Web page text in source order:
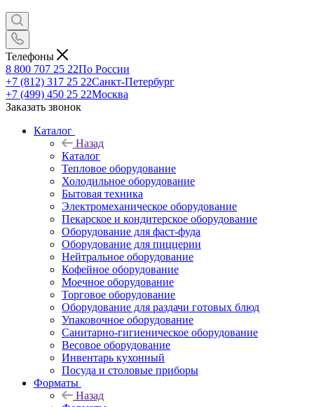
Телефоны
8 800 707 25 22По России
+7 (812) 317 25 22Санкт-Петербург
+7 (499) 450 25 22Москва
Заказать звонок
Каталог
Назад
Каталог
Тепловое оборудование
Холодильное оборудование
Бытовая техника
Электромеханическое оборудование
Пекарское и кондитерское оборудование
Оборудование для фаст-фуда
Оборудование для пиццерии
Нейтральное оборудование
Кофейное оборудование
Моечное оборудование
Торговое оборудование
Оборудование для раздачи готовых блюд
Упаковочное оборудование
Санитарно-гигиеническое оборудование
Весовое оборудование
Инвентарь кухонный
Посуда и столовые приборы
Форматы
Назад